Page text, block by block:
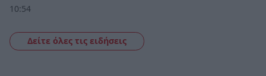
10:54
Δείτε όλες τις ειδήσεις